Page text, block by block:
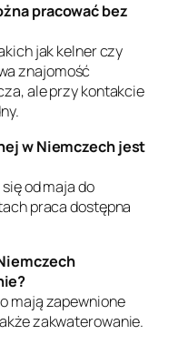
pracować bez
jak kelner czy
znajomość
ale przy kontakcie
w Niemczech jest
od maja do
praca dostępna
mają zapewnione
zakwaterowanie.